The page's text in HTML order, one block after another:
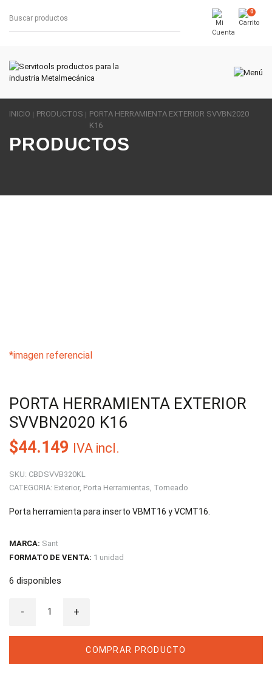
0
INICIO PRODUCTOS
PORTA HERRAMIENTA EXTERIOR SVVBN2020
K16
PRODUCTOS
*imagen referencial
PORTA HERRAMIENTA EXTERIOR
SVVBN2020 K16
$44.149 IVA incl.
SKU: CBDSVVB320KL
CATEGORIA: Exterior, Porta Herramientas, Torneado
Porta herramienta para inserto VBMT16 y VCMT16.
MARCA: Sant
FORMATO DE VENTA: 1 unidad
6 disponibles
-
Herramienta
+
COMPRAR PRODUCTO